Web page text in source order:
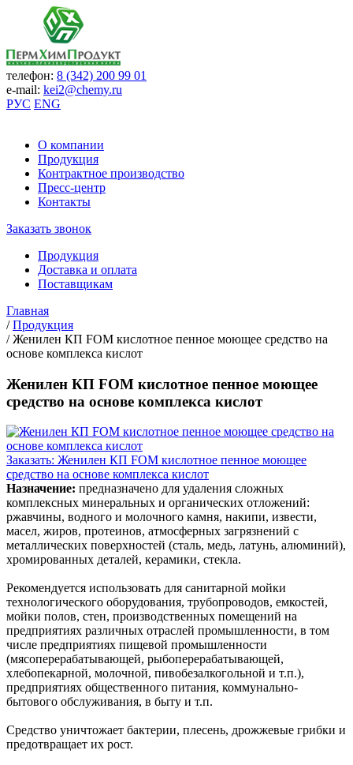
телефон: 8 (342) 200 99 01
e-mail: kei2@chemy.ru
РУС ENG
О компании
Продукция
Контрактное производство
Пресс-центр
Контакты
Заказать звонок
Продукция
Доставка и оплата
Поставщикам
Главная
/ Продукция
/ Женилен КП FOM кислотное пенное моющее средство на
основе комплекса кислот
Женилен КП FOM кислотное пенное моющее
средство на основе комплекса кислот
Заказать: Женилен КП FOM кислотное пенное моющее
средство на основе комплекса кислот
Назначение: предназначено для удаления сложных
комплексных минеральных и органических отложений:
ржавчины, водного и молочного камня, накипи, извести,
масел, жиров, протеинов, атмосферных загрязнений с
металлических поверхностей (сталь, медь, латунь, алюминий),
хромированных деталей, керамики, стекла.
Рекомендуется использовать для санитарной мойки
технологического оборудования, трубопроводов, емкостей,
мойки полов, стен, производственных помещений на
предприятиях различных отраслей промышленности, в том
числе предприятиях пищевой промышленности
(мясоперерабатывающей, рыбоперерабатывающей,
хлебопекарной, молочной, пивобезалкогольной и т.п.),
предприятиях общественного питания, коммунально-
бытового обслуживания, в быту и т.п.
Средство уничтожает бактерии, плесень, дрожжевые грибки и
предотвращает их рост.